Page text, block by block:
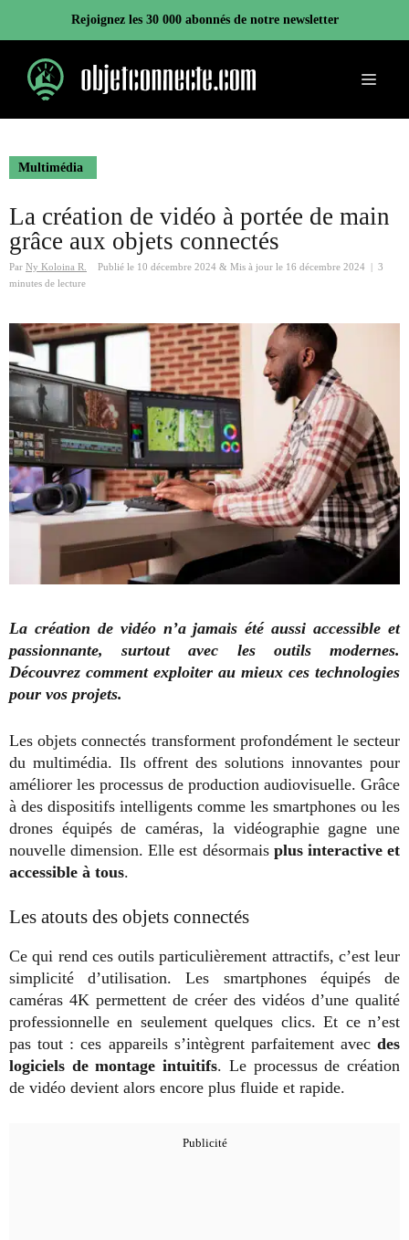
contenu
Rejoignez les 30 000 abonnés de notre newsletter
Menu
Multimédia
La création de vidéo à portée de main
grâce aux objets connectés
Par Ny Koloina R. Publié le 10 décembre 2024 & Mis à jour le 16 décembre 2024
3
minutes de lecture
La création de vidéo n’a jamais été aussi accessible et
passionnante, surtout avec les outils modernes.
Découvrez comment exploiter au mieux ces technologies
pour vos projets.
Les objets connectés transforment profondément le secteur
du multimédia. Ils offrent des solutions innovantes pour
améliorer les processus de production audiovisuelle. Grâce
à des dispositifs intelligents comme les smartphones ou les
drones équipés de caméras, la vidéographie gagne une
nouvelle dimension. Elle est désormais plus interactive et
accessible à tous.
Les atouts des objets connectés
Ce qui rend ces outils particulièrement attractifs, c’est leur
simplicité d’utilisation. Les smartphones équipés de
caméras 4K permettent de créer des vidéos d’une qualité
professionnelle en seulement quelques clics. Et ce n’est
pas tout : ces appareils s’intègrent parfaitement avec des
logiciels de montage intuitifs. Le processus de création
de vidéo devient alors encore plus fluide et rapide.